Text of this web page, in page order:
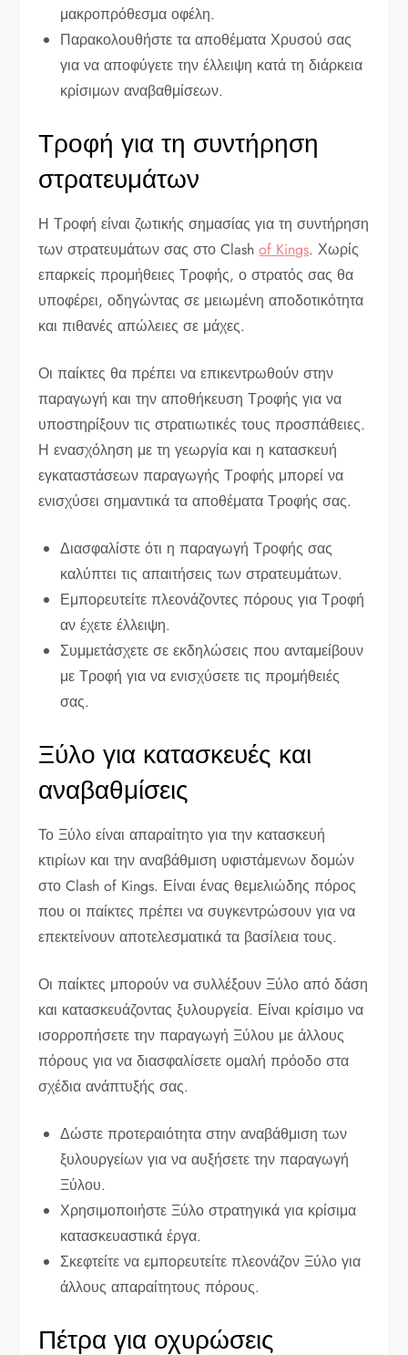
μακροπρόθεσμα οφέλη.
Παρακολουθήστε τα αποθέματα Χρυσού σας
για να αποφύγετε την έλλειψη κατά τη διάρκεια
κρίσιμων αναβαθμίσεων.
Τροφή για τη συντήρηση
στρατευμάτων
Η Τροφή είναι ζωτικής σημασίας για τη συντήρηση
των στρατευμάτων σας στο Clashof Kings. Χωρίς
επαρκείς προμήθειες Τροφής, ο στρατός σας θα
υποφέρει, οδηγώντας σε μειωμένη αποδοτικότητα
και πιθανές απώλειες σε μάχες.
Οι παίκτες θα πρέπει να επικεντρωθούν στην
παραγωγή και την αποθήκευση Τροφής για να
υποστηρίξουν τις στρατιωτικές τους προσπάθειες.
Η ενασχόληση με τη γεωργία και η κατασκευή
εγκαταστάσεων παραγωγής Τροφής μπορεί να
ενισχύσει σημαντικά τα αποθέματα Τροφής σας.
Διασφαλίστε ότι η παραγωγή Τροφής σας
καλύπτει τις απαιτήσεις των στρατευμάτων.
Εμπορευτείτε πλεονάζοντες πόρους για Τροφή
αν έχετε έλλειψη.
Συμμετάσχετε σε εκδηλώσεις που ανταμείβουν
με Τροφή για να ενισχύσετε τις προμήθειές
σας.
Ξύλο για κατασκευές και
αναβαθμίσεις
Το Ξύλο είναι απαραίτητο για την κατασκευή
κτιρίων και την αναβάθμιση υφιστάμενων δομών
στο Clash of Kings. Είναι ένας θεμελιώδης πόρος
που οι παίκτες πρέπει να συγκεντρώσουν για να
επεκτείνουν αποτελεσματικά τα βασίλεια τους.
Οι παίκτες μπορούν να συλλέξουν Ξύλο από δάση
και κατασκευάζοντας ξυλουργεία. Είναι κρίσιμο να
ισορροπήσετε την παραγωγή Ξύλου με άλλους
πόρους για να διασφαλίσετε ομαλή πρόοδο στα
σχέδια ανάπτυξής σας.
Δώστε προτεραιότητα στην αναβάθμιση των
ξυλουργείων για να αυξήσετε την παραγωγή
Ξύλου.
Χρησιμοποιήστε Ξύλο στρατηγικά για κρίσιμα
κατασκευαστικά έργα.
Σκεφτείτε να εμπορευτείτε πλεονάζον Ξύλο για
άλλους απαραίτητους πόρους.
Πέτρα για οχυρώσεις